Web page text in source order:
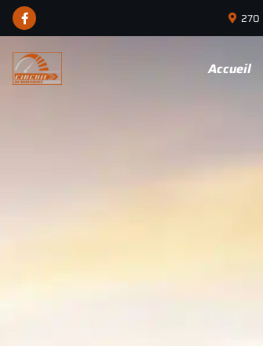
270
Accueil
Panneau de gestion des cookies